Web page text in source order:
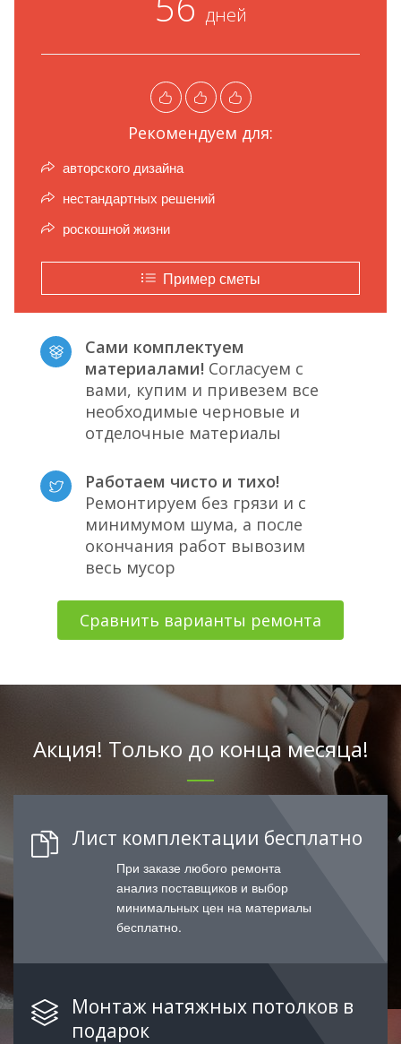
дней
Рекомендуем для:
авторского дизайна
нестандартных решений
роскошной жизни
Пример сметы
Сами комплектуем
материалами! Согласуем с
вами, купим и привезем все
необходимые черновые и
отделочные материалы
Работаем чисто и тихо!
Ремонтируем без грязи и с
минимумом шума, а после
окончания работ вывозим
весь мусор
Сравнить варианты ремонта
Акция! Только до конца месяца!
Лист комплектации бесплатно
При заказе любого ремонта
анализ поставщиков и выбор
минимальных цен на материалы
бесплатно.
Монтаж натяжных потолков в
подарок